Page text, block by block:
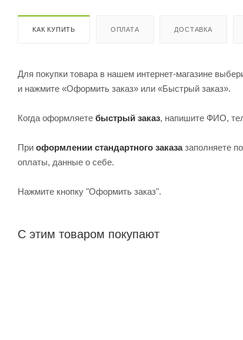
КАК КУПИТЬ ОПЛАТА ДОСТАВКА
Для покупки товара в нашем интернет-магазине
и нажмите «Оформить заказ» или «Быстрый заказ».
Когда оформляете быстрый заказ, напишите ФИО,
При оформлении стандартного заказа заполняете
оплаты, данные о себе.
Нажмите кнопку "Оформить заказ".
С этим товаром покупают